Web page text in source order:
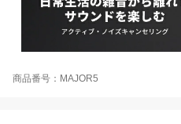
商品番号：MAJOR5